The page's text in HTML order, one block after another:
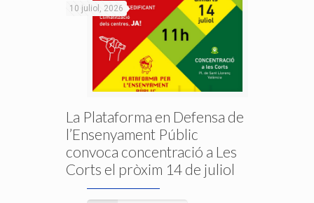
10 juliol, 2026
La Plataforma en Defensa de
l’Ensenyament Públic
convoca concentració a Les
Corts el pròxim 14 de juliol